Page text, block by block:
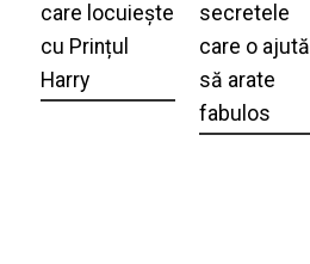
care locuiește
cu Prințul
Harry
secretele
care o ajută
să arate
fabulos